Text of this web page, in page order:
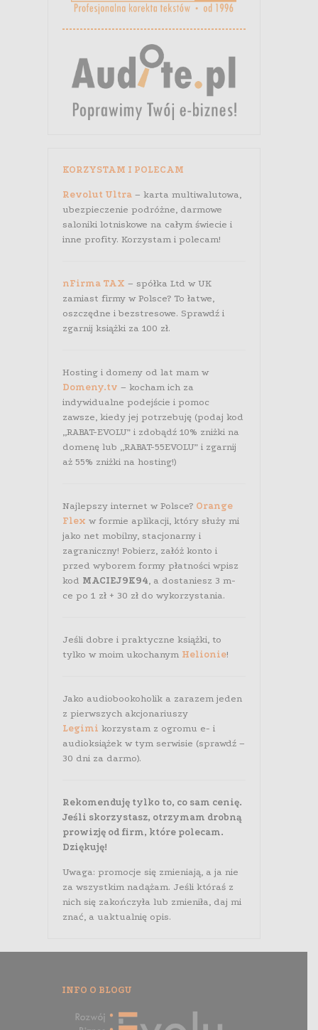
KORZYSTAM I POLECAM
Revolut Ultra– karta multiwalutowa,
ubezpieczenie podróżne, darmowe
saloniki lotniskowe na całym świecie i
inne profity. Korzystam i polecam!
nFirma TAX – spółka Ltd w UK
zamiast firmy w Polsce? To łatwe,
oszczędne i bezstresowe. Sprawdź i
zgarnij książki za 100 zł.
Hosting i domeny od lat mam w
Domeny.tv – kocham ich za
indywidualne podejście i pomoc
zawsze, kiedy jej potrzebuję (podaj kod
„RABAT-EVOLU” i zdobądź 10% zniżki na
domenę lub „RABAT-55EVOLU” i zgarnij
aż 55% zniżki na hosting!)
Najlepszy internet w Polsce? Orange
Flex w formie aplikacji, który służy mi
jako net mobilny, stacjonarny i
zagraniczny! Pobierz, załóż konto i
przed wyborem formy płatności wpisz
kod MACIEJ9K94, a dostaniesz 3 m-
ce po 1 zł + 30 zł do wykorzystania.
Jeśli dobre i praktyczne książki, to
tylko w moim ukochanym Helionie!
Jako audiobookoholik a zarazem jeden
z pierwszych akcjonariuszy
Legimi korzystam z ogromu e- i
audioksiążek w tym serwisie (sprawdź –
30 dni za darmo).
Rekomenduję tylko to, co sam cenię.
Jeśli skorzystasz, otrzymam drobną
prowizję od firm, które polecam.
Dziękuję!
Uwaga: promocje się zmieniają, a ja nie
za wszystkim nadążam. Jeśli któraś z
nich się zakończyła lub zmieniła, daj mi
znać, a uaktualnię opis.
INFO O BLOGU